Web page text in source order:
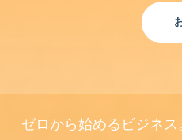
ゼロから始めるビジネス